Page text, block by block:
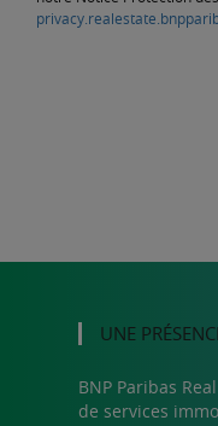
UNE
BNP Paribas
de services